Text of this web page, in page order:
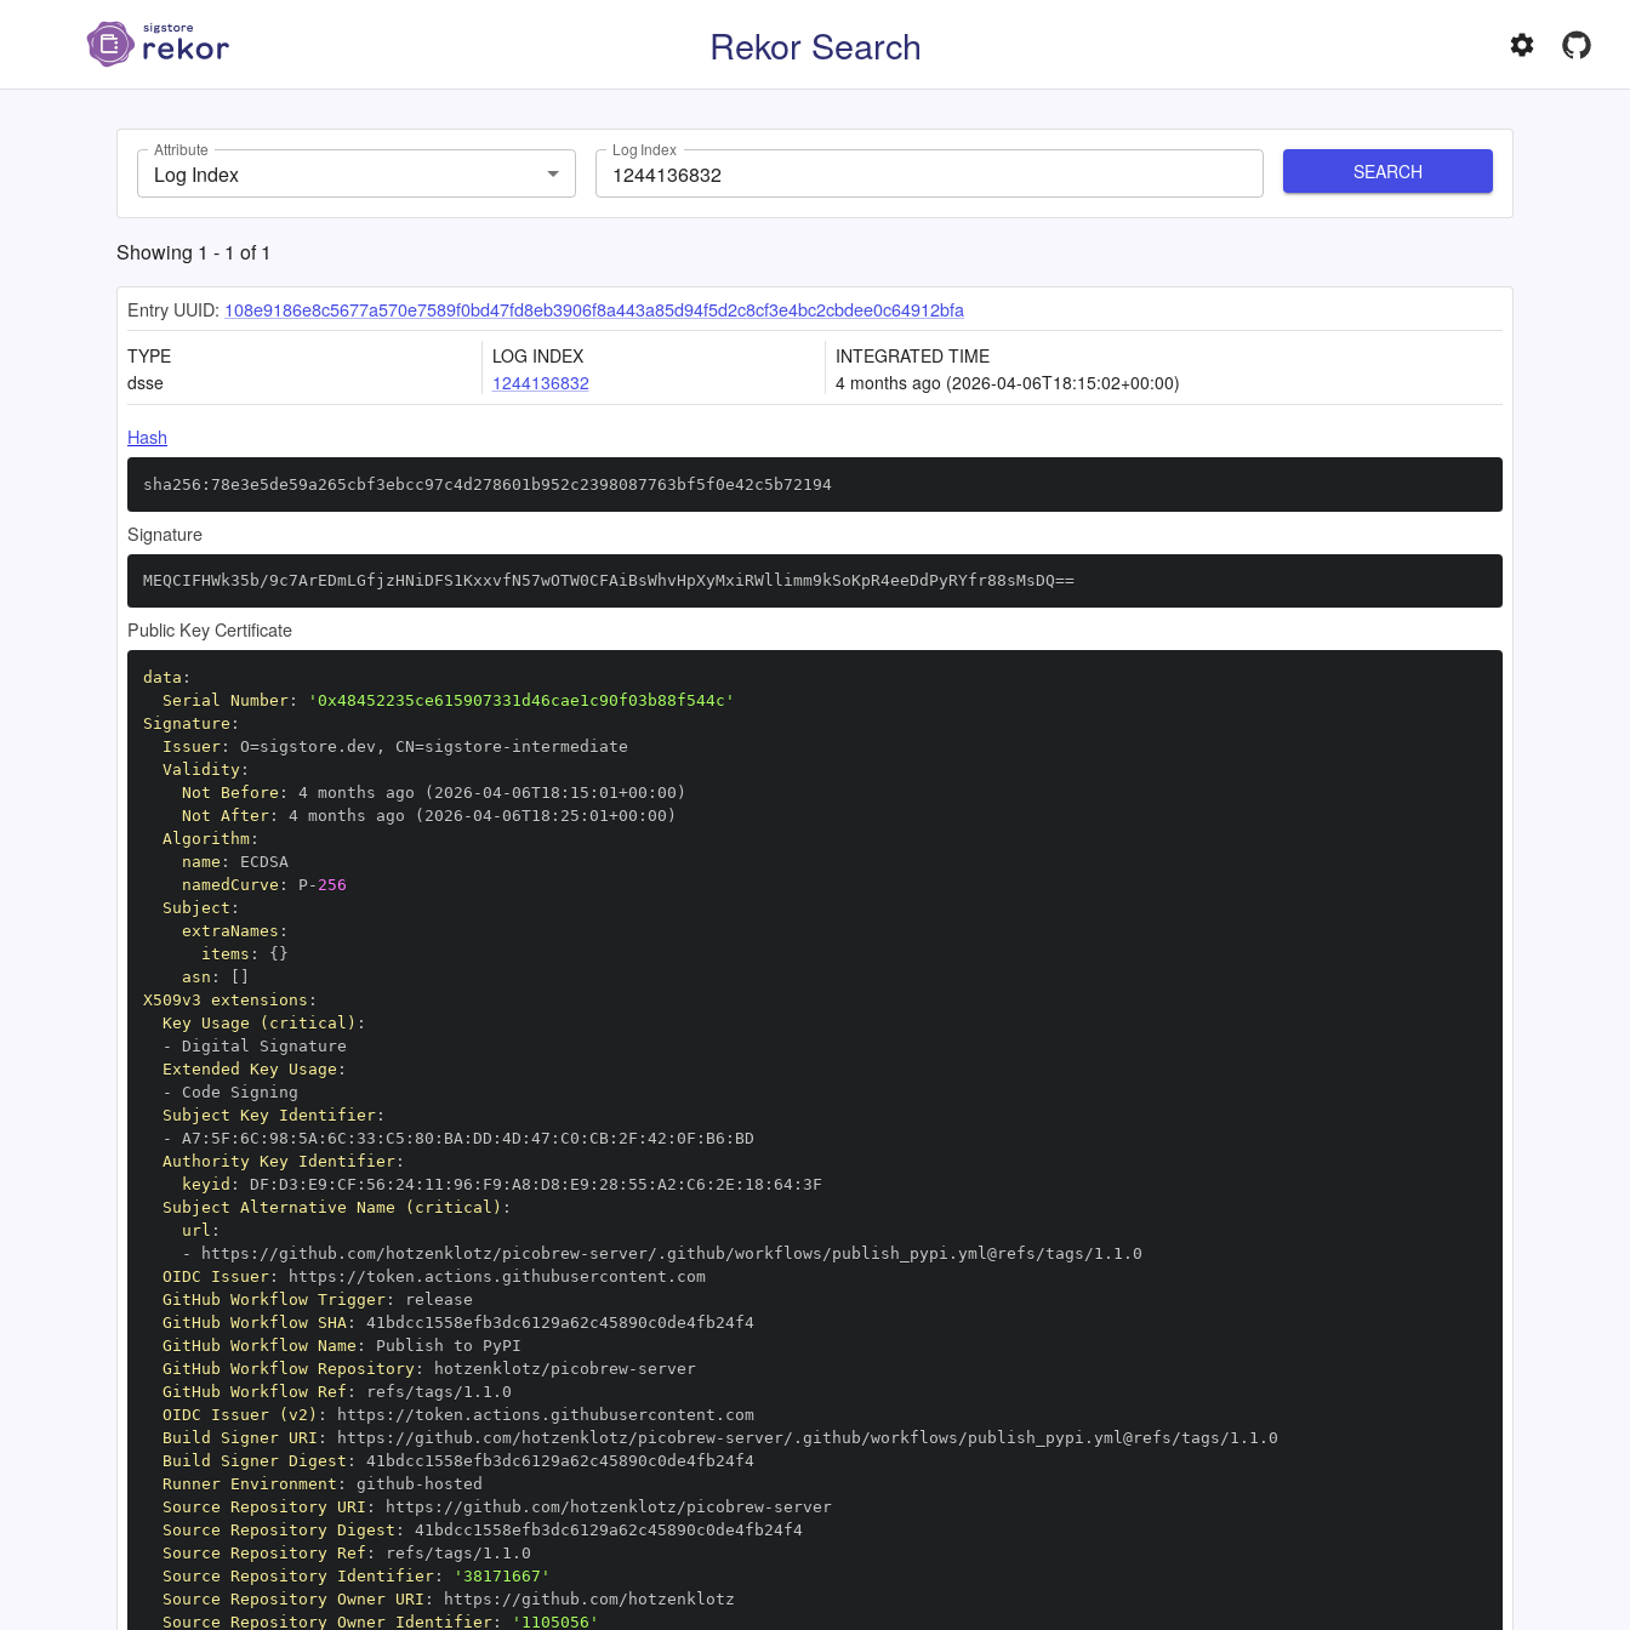
Rekor Search
Attribute
Log Index
Log Index
SEARCH
Showing 1 - 1 of1
Entry UUID: 108e9186e8c5677a570e7589f0bd47fd8eb3906f8a443a85d94f5d2c8cf3e4bc2cbdee0c64912bfa
TYPE
dsse
LOG INDEX
1244136832
INTEGRATED TIME
4 months ago (2026-04-06T18:15:02+00:00)
Hash
sha256:78e3e5de59a265cbf3ebcc97c4d278601b952c2398087763bf5f0e42c5b72194
Signature
MEQCIFHWk35b/9c7ArEDmLGfjzHNiDFS1KxxvfN57wOTW0CFAiBsWhvHpXyMxiRWllimm9kSoKpR4eeDdPyRYfr88sMsDQ==
Public Key Certificate
data :
Serial Number:
'0x48452235ce615907331d46cae1c90f03b88f544c'
Signature :
Issuer: O=sigstore.dev , CN=sigstore -
Validity:
Not Before : 4 months ago (2026 -04-06T18 : 15 : 01+00 :
Not After: 4 months ago (2026 -04-06T18 : 25 : 01+00 :
Algorithm:
name :
namedCurve : P- 256
Subject :
extraNames :
items : { }
asn :
X509v3 extensions :
Key Usage (critical) :
-
Extended Key Usage :
-
Subject Key Identifier:
-
A7 : 5F : 6C : 98 : 5A : 6C : 33 : C5 : 80 : BA : DD : 4D : 47 : C0 : CB: 2F : 42 : 0F : B6 :
Authority Key Identifier:
keyid : DF : D3 : E9 : CF : 56 : 24: 11 : 96 : F9 : A8 : D8 : E9 : 28 : 55 : A2 : C6 : 2E : 18 : 64:
Subject Alternative Name (critical) :
url :
-
https : //github.com/hotzenklotz/picobrew-
OIDC Issuer: https :
//token.actions.githubusercontent.com
GitHub Workflow Trigger:
GitHub Workflow SHA:
41bdcc1558efb3dc6129a62c45890c0de4fb24f4
GitHub Workflow Name :
GitHub Workflow Repository: hotzenklotz/picobrew-
server
GitHub Workflow Ref :
OIDC Issuer (v2) : https :
//token.actions.githubusercontent.com
Build Signer URI : https : //github.com/hotzenklotz/picobrew-
Build Signer Digest :
41bdcc1558efb3dc6129a62c45890c0de4fb24f4
Runner Environment : github -
Source Repository URI : https : //github.com/hotzenklotz/picobrew-
server
Source Repository Digest :
41bdcc1558efb3dc6129a62c45890c0de4fb24f4
Source Repository Ref :
Source Repository Identifier:
'38171667'
Source Repository Owner URI : https :
Source Repository Owner Identifier: '1105056'